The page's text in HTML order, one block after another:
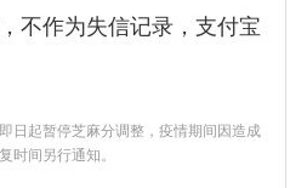
不作为失信记录，支付宝
日起暂停芝麻分调整，疫情期间因造成
时间另行通知。